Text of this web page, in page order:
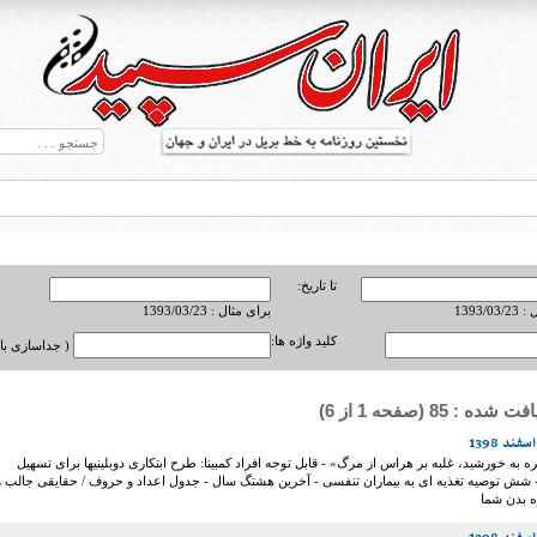
بریل در جهان
23
تا تاریخ:
برای مثال : 1393/03/23
کلید واژه ها: ( جداسازی
: 85 (صفحه 1 از 6)
خورشید، غلبه بر هراس از مرگ» - قابل توجه افراد کمبینا: طرح ابتکاری دوبلینیها برای تسهیل
- شش توصیه تغذیه ای به بیماران تنفسی - آخرین هشتگ سال - جدول اعداد و حروف / حقایقی جالب
بدن شما